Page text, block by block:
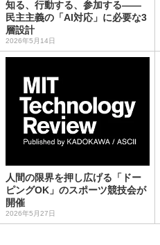
知る、行動する、参加する——
民主主義の「AI対応」に必要な3
層設計
2026年5月14日
人間の限界を押し広げる「ドー
ピングOK」のスポーツ競技会が
開催
2026年5月27日